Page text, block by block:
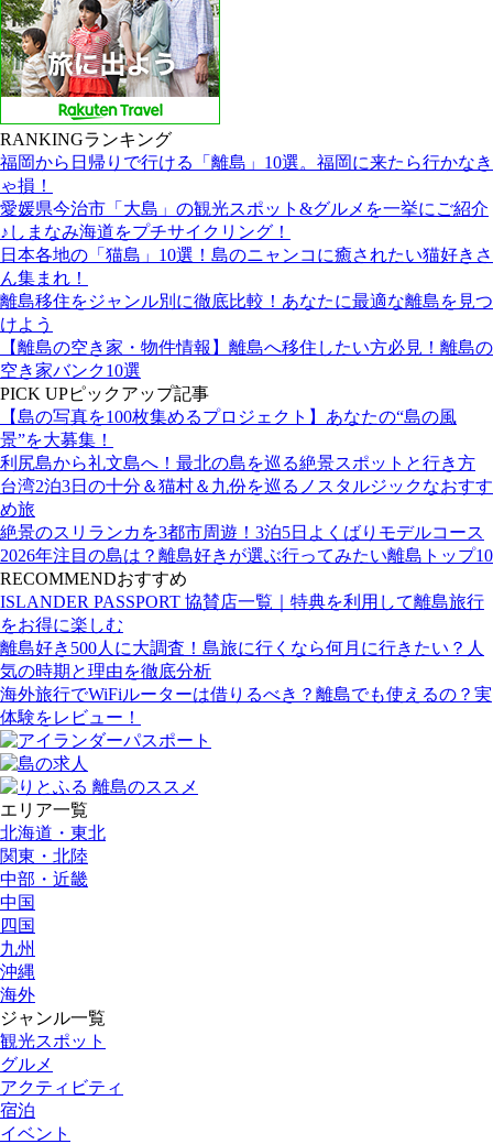
RANKINGランキング
福岡から日帰りで行ける「離島」10選。福岡に来たら行かなき
ゃ損！
愛媛県今治市「大島」の観光スポット&グルメを一挙にご紹介
♪しまなみ海道をプチサイクリング！
日本各地の「猫島」10選！島のニャンコに癒されたい猫好きさ
ん集まれ！
離島移住をジャンル別に徹底比較！あなたに最適な離島を見つ
けよう
【離島の空き家・物件情報】離島へ移住したい方必見！離島の
空き家バンク10選
PICK UPピックアップ記事
【島の写真を100枚集めるプロジェクト】あなたの“島の風
景”を大募集！
利尻島から礼文島へ！最北の島を巡る絶景スポットと行き方
台湾2泊3日の十分＆猫村＆九份を巡るノスタルジックなおすす
め旅
絶景のスリランカを3都市周遊！3泊5日よくばりモデルコース
2026年注目の島は？離島好きが選ぶ行ってみたい離島トップ10
RECOMMENDおすすめ
ISLANDER PASSPORT 協賛店一覧｜特典を利用して離島旅行
をお得に楽しむ
離島好き500人に大調査！島旅に行くなら何月に行きたい？人
気の時期と理由を徹底分析
海外旅行でWiFiルーターは借りるべき？離島でも使えるの？実
体験をレビュー！
エリア一覧
北海道・東北
関東・北陸
中部・近畿
中国
四国
九州
沖縄
海外
ジャンル一覧
観光スポット
グルメ
アクティビティ
宿泊
イベント